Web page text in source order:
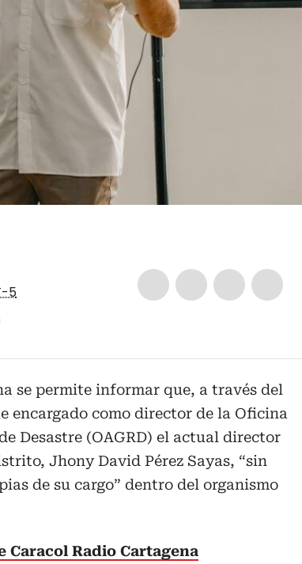
5
se permite informar que, a través del
encargado como director de la Oficina
Desastre (OAGRD) el actual director
Jhony David Pérez Sayas, “sin
de su cargo” dentro del organismo
Caracol Radio Cartagena